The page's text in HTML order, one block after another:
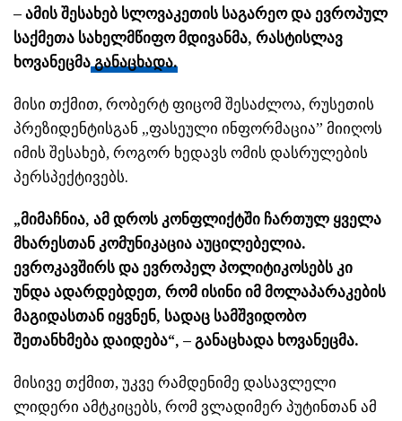
– ამის შესახებ სლოვაკეთის საგარეო და ევროპულ
საქმეთა სახელმწიფო მდივანმა, რასტისლავ
ხოვანეცმაგანაცხადა.
მისი თქმით, რობერტ ფიცომ შესაძლოა, რუსეთის
პრეზიდენტისგან „ფასეული ინფორმაცია” მიიღოს
იმის შესახებ, როგორ ხედავს ომის დასრულების
პერსპექტივებს.
„მიმაჩნია, ამ დროს კონფლიქტში ჩართულ ყველა
მხარესთან კომუნიკაცია აუცილებელია.
ევროკავშირს და ევროპელ პოლიტიკოსებს კი
უნდა ადარდებდეთ, რომ ისინი იმ მოლაპარაკების
მაგიდასთან იყვნენ, სადაც სამშვიდობო
შეთანხმება დაიდება“, – განაცხადა ხოვანეცმა.
მისივე თქმით, უკვე რამდენიმე დასავლელი
ლიდერი ამტკიცებს, რომ ვლადიმერ პუტინთან ამ